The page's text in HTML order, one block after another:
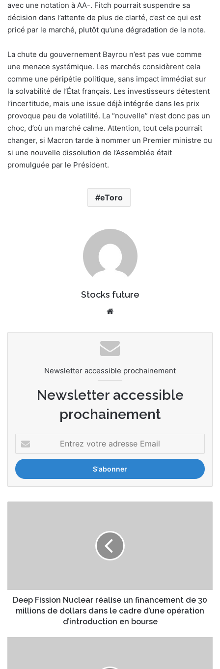
avec une notation à AA-. Fitch pourrait suspendre sa
décision dans l’attente de plus de clarté, c’est ce qui est
pricé par le marché, plutôt qu’une dégradation de la note.
La chute du gouvernement Bayrou n’est pas vue comme
une menace systémique. Les marchés considèrent cela
comme une péripétie politique, sans impact immédiat sur
la solvabilité de l’État français. Les investisseurs détestent
l’incertitude, mais une issue déjà intégrée dans les prix
provoque peu de volatilité. La “nouvelle” n’est donc pas un
choc, d’où un marché calme. Attention, tout cela pourrait
changer, si Macron tarde à nommer un Premier ministre ou
si une nouvelle dissolution de l’Assemblée était
promulguée par le Président.
eToro
Stocks future
Newsletter accessible prochainement
Newsletter accessible
prochainement
votre
adresse
Email
millions
de
dollars
Deep Fission Nuclear réalise un financement de 30
millions de dollars dans le cadre d’une opération
d’introduction en bourse